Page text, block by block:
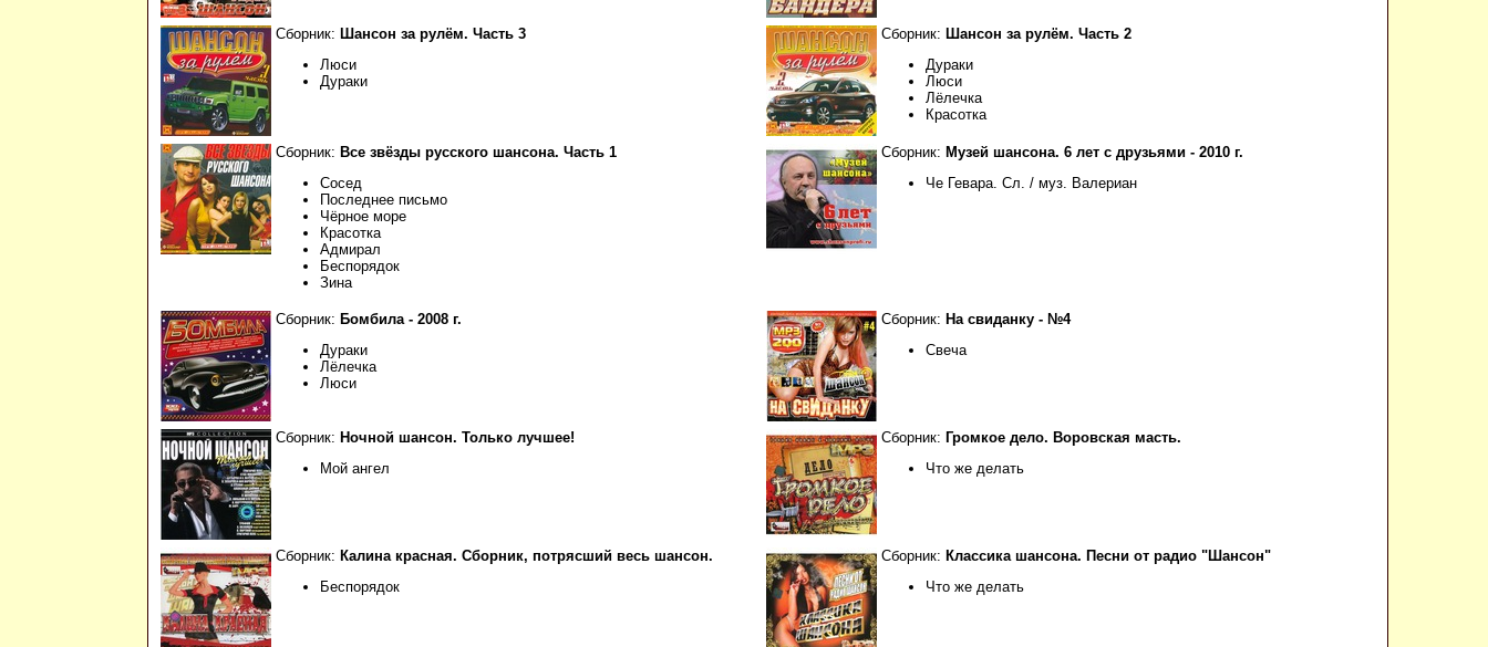
Сборник: Шансон за рулём. Часть 3
Люси
Дураки
Сборник: Шансон за рулём. Часть 2
Дураки
Люси
Лёлечка
Красотка
Сборник: Все звёзды русского шансона. Часть 1
Сосед
Последнее письмо
Чёрное море
Красотка
Адмирал
Беспорядок
Зина
Сборник: Музей шансона. 6 лет с друзьями - 2010 г.
Че Гевара. Сл. / муз. Валериан
Сборник: Бомбила - 2008 г.
Дураки
Лёлечка
Люси
Сборник: На свиданку - №4
Свеча
Сборник: Ночной шансон. Только лучшее!
Мой ангел
Сборник: Громкое дело. Воровская масть.
Что же делать
Сборник: Калина красная. Сборник, потрясший весь шансон.
Беспорядок
Сборник: Классика шансона. Песни от радио "Шансон"
Что же делать